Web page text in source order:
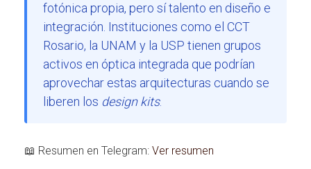
fotónica propia, pero sí talento en diseño e
integración. Instituciones como el CCT
Rosario, la UNAM y la USP tienen grupos
activos en óptica integrada que podrían
aprovechar estas arquitecturas cuando se
liberen los design kits.
📖 Resumen en Telegram: Ver resumen